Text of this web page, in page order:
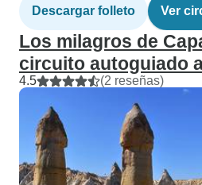
Descargar folleto Ver
Los milagros de
circuito autoguiado
4.5 (2 reseñas)